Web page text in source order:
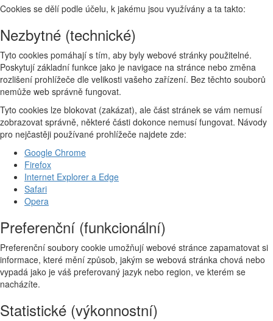
Cookies se dělí podle účelu, k jakému jsou využívány a ta takto:
Nezbytné (technické)
Tyto cookies pomáhají s tím, aby byly webové stránky použitelné.
Poskytují základní funkce jako je navigace na stránce nebo změna
rozlišení prohlížeče dle velikosti vašeho zařízení. Bez těchto souborů
nemůže web správně fungovat.
Tyto cookies lze blokovat (zakázat), ale část stránek se vám nemusí
zobrazovat správně, některé části dokonce nemusí fungovat. Návody
pro nejčastěji používané prohlížeče najdete zde:
Google Chrome
Firefox
Internet Explorer a Edge
Safari
Opera
Preferenční (funkcionální)
Preferenční soubory cookie umožňují webové stránce zapamatovat si
informace, které mění způsob, jakým se webová stránka chová nebo
vypadá jako je váš preferovaný jazyk nebo region, ve kterém se
nacházíte.
Statistické (výkonnostní)